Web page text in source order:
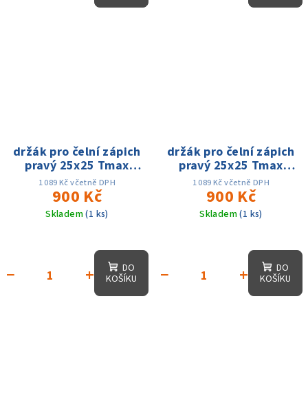
držák pro čelní zápich
pravý 25x25 Tmax
20mm dmin 25 - dmax
50mm, na MGMN400
1 089 Kč včetně DPH
900 Kč
Skladem(1 ks)
+
−
DO
KOŠÍKU
držák pro čelní zápich
pravý 25x25 Tmax
25mm dmin 160 -
dmax 400mm, na
MGMN300
1 089 Kč včetně DPH
900 Kč
Skladem(1 ks)
+
−
DO
KOŠÍKU